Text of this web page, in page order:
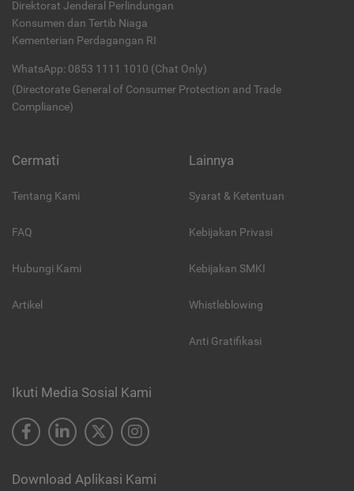
Direktorat Jenderal Perlindungan
Konsumen dan Tertib Niaga
Kementerian Perdagangan RI
WhatsApp: 0853 1111 1010 (Chat Only)
(Directorate General of Consumer Protection and Trade
Compliance)
Cermati
Tentang Kami
FAQ
Hubungi Kami
Artikel
Lainnya
Syarat & Ketentuan
Kebijakan Privasi
Kebijakan SMKI
Whistleblowing
Anti Gratifikasi
Ikuti Media Sosial Kami
Download Aplikasi Kami